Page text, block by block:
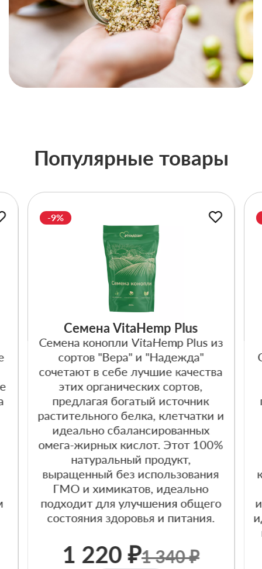
Популярные товары
Cемена VitaHemp Plus
Семена конопли VitaHemp Plus из
сортов "Вера" и "Надежда"
сочетают в себе лучшие качества
этих органических сортов,
предлагая богатый источник
растительного белка, клетчатки и
идеально сбалансированных
омега-жирных кислот. Этот 100%
натуральный продукт,
выращенный без использования
ГМО и химикатов, идеально
подходит для улучшения общего
состояния здоровья и питания.
1 220 ₽1 340 ₽
-9%